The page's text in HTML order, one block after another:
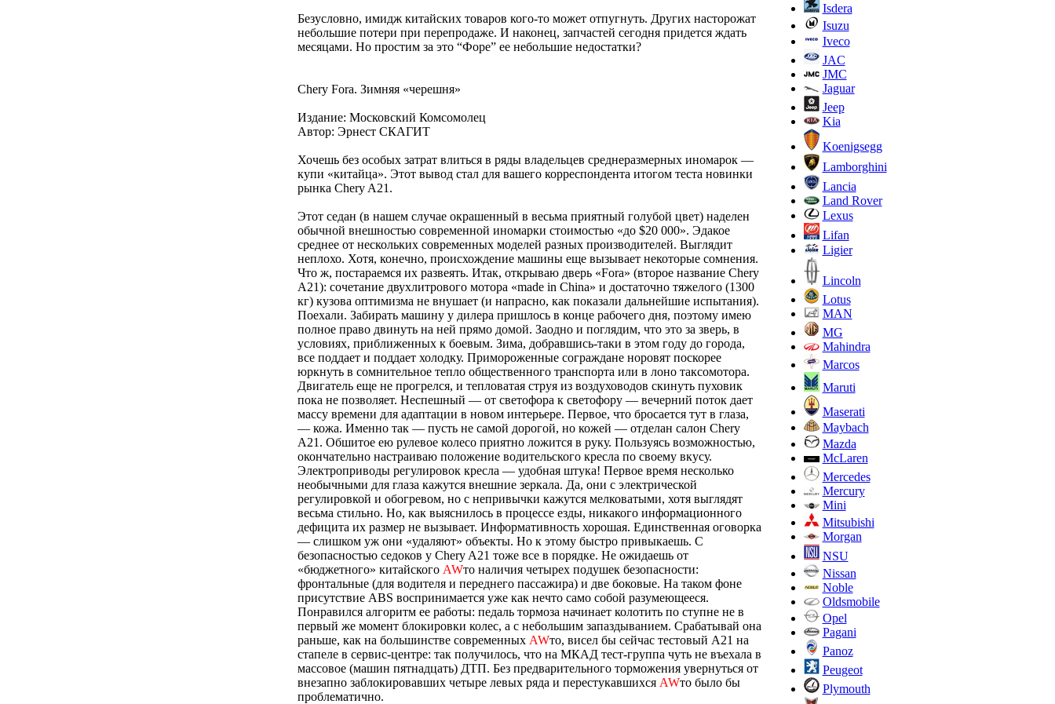
Безусловно, имидж китайских товаров кого-то может отпугнуть. Других насторожат
небольшие потери при перепродаже. И наконец, запчастей сегодня придется ждать
месяцами. Но простим за это “Форе” ее небольшие недостатки?
Chery Fora. Зимняя «черешня»
Издание: Московский Комсомолец
Автор: Эрнест СКАГИТ
Хочешь без особых затрат влиться в ряды владельцев среднеразмерных иномарок —
купи «китайца». Этот вывод стал для вашего корреспондента итогом теста новинки
рынка Chery A21.
Этот седан (в нашем случае окрашенный в весьма приятный голубой цвет) наделен
обычной внешностью современной иномарки стоимостью «до $20 000». Эдакое
среднее от нескольких современных моделей разных производителей. Выглядит
неплохо. Хотя, конечно, происхождение машины еще вызывает некоторые сомнения.
Что ж, постараемся их развеять. Итак, открываю дверь «Fora» (второе название Chery
A21): сочетание двухлитрового мотора «made in China» и достаточно тяжелого (1300
кг) кузова оптимизма не внушает (и напрасно, как показали дальнейшие испытания).
Поехали. Забирать машину у дилера пришлось в конце рабочего дня, поэтому имею
полное право двинуть на ней прямо домой. Заодно и поглядим, что это за зверь, в
условиях, приближенных к боевым. Зима, добравшись-таки в этом году до города,
все поддает и поддает холодку. Примороженные сограждане норовят поскорее
юркнуть в сомнительное тепло общественного транспорта или в лоно таксомотора.
Двигатель еще не прогрелся, и тепловатая струя из воздуховодов скинуть пуховик
пока не позволяет. Неспешный — от светофора к светофору — вечерний поток дает
массу времени для адаптации в новом интерьере. Первое, что бросается тут в глаза,
— кожа. Именно так — пусть не самой дорогой, но кожей — отделан салон Chery
A21. Обшитое ею рулевое колесо приятно ложится в руку. Пользуясь возможностью,
окончательно настраиваю положение водительского кресла по своему вкусу.
Электроприводы регулировок кресла — удобная штука! Первое время несколько
необычными для глаза кажутся внешние зеркала. Да, они с электрической
регулировкой и обогревом, но с непривычки кажутся мелковатыми, хотя выглядят
весьма стильно. Но, как выяснилось в процессе езды, никакого информационного
дефицита их размер не вызывает. Информативность хорошая. Единственная оговорка
— слишком уж они «удаляют» объекты. Но к этому быстро привыкаешь. С
безопасностью седоков у Chery A21 тоже все в порядке. Не ожидаешь от
«бюджетного» китайского AWто наличия четырех подушек безопасности:
фронтальные (для водителя и переднего пассажира) и две боковые. На таком фоне
присутствие ABS воспринимается уже как нечто само собой разумеющееся.
Понравился алгоритм ее работы: педаль тормоза начинает колотить по ступне не в
первый же момент блокировки колес, а с небольшим запаздыванием. Срабатывай она
раньше, как на большинстве современных AWто, висел бы сейчас тестовый A21 на
стапеле в сервис-центре: так получилось, что на МКАД тест-группа чуть не въехала в
массовое (машин пятнадцать) ДТП. Без предварительного торможения увернуться от
внезапно заблокировавших четыре левых ряда и перестукавшихся AWто было бы
проблематично.
Isdera
Isuzu
Iveco
JAC
JMC
Jaguar
Jeep
Kia
Koenigsegg
Lamborghini
Lancia
Land Rover
Lexus
Lifan
Ligier
Lincoln
Lotus
MAN
MG
Mahindra
Marcos
Maruti
Maserati
Maybach
Mazda
McLaren
Mercedes
Mercury
Mini
Mitsubishi
Morgan
NSU
Nissan
Noble
Oldsmobile
Opel
Pagani
Panoz
Peugeot
Plymouth